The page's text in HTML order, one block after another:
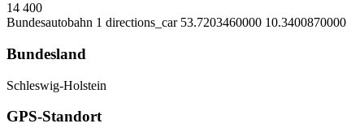
14 400
Bundesautobahn 1 directions_car 53.7203460000 10.3400870000
Bundesland
Schleswig-Holstein
GPS-Standort